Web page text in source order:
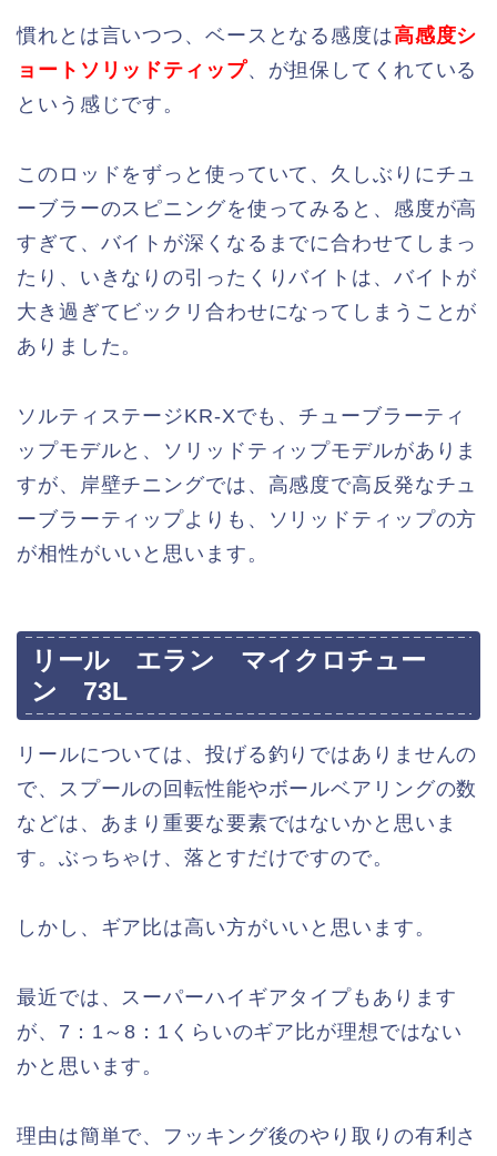
慣れとは言いつつ、ベースとなる感度は高感度シ
ョートソリッドティップ、が担保してくれている
という感じです。
このロッドをずっと使っていて、久しぶりにチュ
ーブラーのスピニングを使ってみると、感度が高
すぎて、バイトが深くなるまでに合わせてしまっ
たり、いきなりの引ったくりバイトは、バイトが
大き過ぎてビックリ合わせになってしまうことが
ありました。
ソルティステージKR-Xでも、チューブラーティ
ップモデルと、ソリッドティップモデルがありま
すが、岸壁チニングでは、高感度で高反発なチュ
ーブラーティップよりも、ソリッドティップの方
が相性がいいと思います。
リール エラン マイクロチュー
ン 73L
リールについては、投げる釣りではありませんの
で、スプールの回転性能やボールベアリングの数
などは、あまり重要な要素ではないかと思いま
す。ぶっちゃけ、落とすだけですので。
しかし、ギア比は高い方がいいと思います。
最近では、スーパーハイギアタイプもあります
が、7：1～8：1くらいのギア比が理想ではない
かと思います。
理由は簡単で、フッキング後のやり取りの有利さ